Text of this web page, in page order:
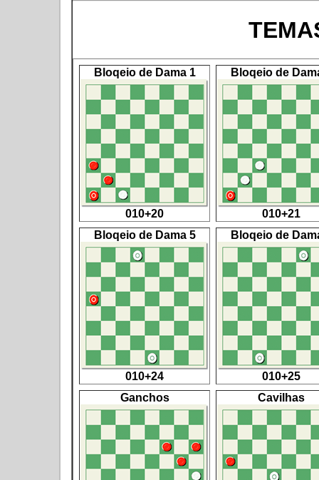
Bloqeio de Dama 1
010+20
Bloqeio de
010+21
Bloqeio de Dama 5
010+24
Bloqeio de
010+25
Ganchos
Cavilhas